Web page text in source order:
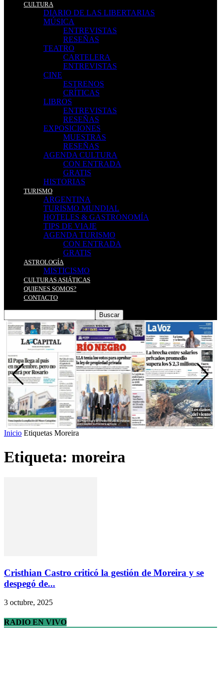
CULTURA
DIARIO DE LAS LIBERTARIAS
MÚSICA
ENTREVISTAS
RESEÑAS
TEATRO
CARTELERA
ENTREVISTAS
CINE
ESTRENOS
CRÍTICAS
LIBROS
ENTREVISTAS
RESEÑAS
EXPOSICIONES
MUESTRAS
RESEÑAS
AGENDA CULTURA
CON ENTRADA
GRATIS
HISTORIAS
TURISMO
ARGENTINA
TURISMO MUNDIAL
HOTELES & GASTRONOMÍA
TIPS DE VIAJE
AGENDA TURISMO
CON ENTRADA
GRATIS
ASTROLOGÍA
MISTICISMO
CULTURAS ASIÁTICAS
QUIENES SOMOS?
CONTACTO
Inicio Etiquetas Moreira
Etiqueta: moreira
Cristhian Castro criticó la gestión de Moreira y se
despegó de...
3 octubre, 2025
RADIO EN VIVO